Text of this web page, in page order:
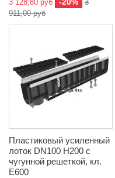
3 128,80 руб -20%
3
911,00 руб
Пластиковый усиленный
лоток DN100 H200 с
чугунной решеткой, кл.
E600